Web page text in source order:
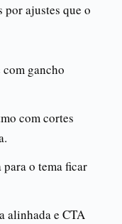
por ajustes que o
gancho
com cortes
para o tema ficar
alinhada e CTA